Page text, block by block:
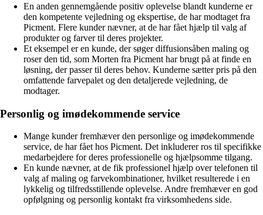
En anden gennemgående positiv oplevelse blandt kunderne er
den kompetente vejledning og ekspertise, de har modtaget fra
Picment. Flere kunder nævner, at de har fået hjælp til valg af
produkter og farver til deres projekter.
Et eksempel er en kunde, der søger diffusionsåben maling og
roser den tid, som Morten fra Picment har brugt på at finde en
løsning, der passer til deres behov. Kunderne sætter pris på den
omfattende farvepalet og den detaljerede vejledning, de
modtager.
Personlig og imødekommende service
Mange kunder fremhæver den personlige og imødekommende
service, de har fået hos Picment. Det inkluderer ros til specifikke
medarbejdere for deres professionelle og hjælpsomme tilgang.
En kunde nævner, at de fik professionel hjælp over telefonen til
valg af maling og farvekombinationer, hvilket resulterede i en
lykkelig og tilfredsstillende oplevelse. Andre fremhæver en god
opfølgning og personlig kontakt fra virksomhedens side.